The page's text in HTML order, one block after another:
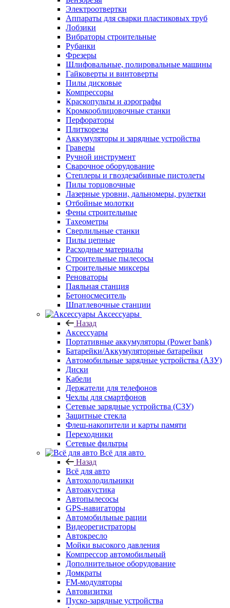
Электроотвертки
Аппараты для сварки пластиковых труб
Лобзики
Вибраторы строительные
Рубанки
Фрезеры
Шлифовальные, полировальные машины
Гайковерты и винтоверты
Пилы дисковые
Компрессоры
Краскопульты и аэрографы
Кромкооблицовочные станки
Перфораторы
Плиткорезы
Аккумуляторы и зарядные устройства
Граверы
Ручной инструмент
Сварочное оборудование
Степлеры и гвоздезабивные пистолеты
Пилы торцовочные
Лазерные уровни, дальномеры, рулетки
Отбойные молотки
Фены строительные
Тахеометры
Сверлильные станки
Пилы цепные
Расходные материалы
Строительные пылесосы
Строительные миксеры
Реноваторы
Паяльная станция
Бетоносмеситель
Шпатлевочные станции
Аксессуары
Назад
Аксессуары
Портативные аккумуляторы (Power bank)
Батарейки/Аккумуляторные батарейки
Автомобильные зарядные устройства (АЗУ)
Диски
Кабели
Держатели для телефонов
Чехлы для смартфонов
Сетевые зарядные устройства (СЗУ)
Защитные стекла
Флеш-накопители и карты памяти
Переходники
Сетевые фильтры
Всё для авто
Назад
Всё для авто
Автохолодильники
Автоакустика
Автопылесосы
GPS-навигаторы
Автомобильные рации
Видеорегистраторы
Автокресло
Мойки высокого давления
Компрессор автомобильный
Дополнительное оборудование
Домкраты
FM-модуляторы
Автовизитки
Пуско-зарядные устройства